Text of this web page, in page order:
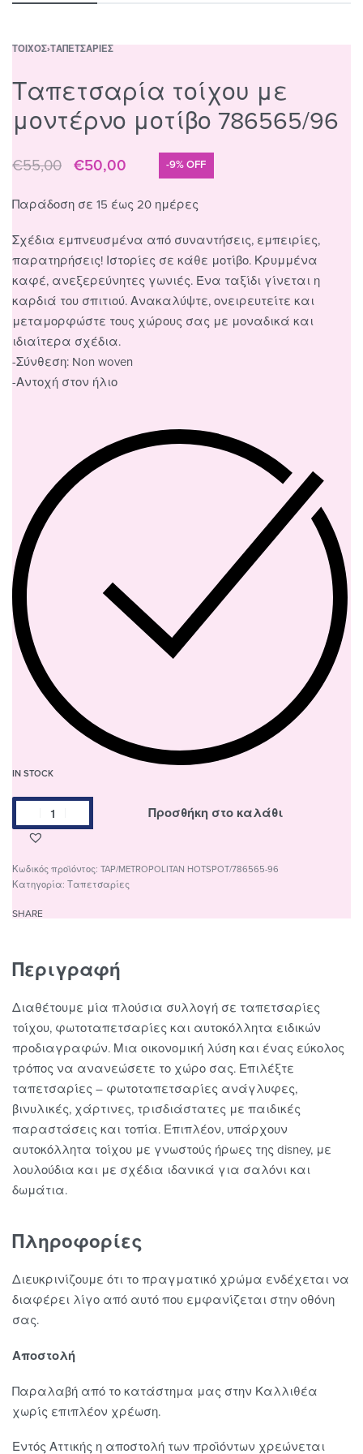
ΤΟΊΧΟΣ›ΤΑΠΕΤΣΑΡΊΕΣ
Ταπετσαρία τοίχου με
μοντέρνο μοτίβο 786565/96
€55,00
Original
was:
€55,00.
€50,00
Η
τιμή
είναι:
-9% OFF
Παράδοση σε 15 έως 20 ημέρες
Σχέδια εμπνευσμένα από συναντήσεις, εμπειρίες,
παρατηρήσεις! Ιστορίες σε κάθε μοτίβο. Κρυμμένα
καφέ, ανεξερεύνητες γωνιές. Ένα ταξίδι γίνεται η
καρδιά του σπιτιού. Ανακαλύψτε, ονειρευτείτε και
μεταμορφώστε τους χώρους σας με μοναδικά και
ιδιαίτερα σχέδια.
-Σύνθεση: Non woven
-Αντοχή στον ήλιο
IN STOCK
Ταπετσαρία
τοίχου
μοντέρνο
μοτίβο
786565/96
Προσθήκη στο καλάθι
TAP/METROPOLITAN HOTSPOT/786565-96
Κατηγορία:
Ταπετσαρίες
SHARE
Περιγραφή
Διαθέτουμε μία πλούσια συλλογή σε ταπετσαρίες
τοίχου, φωτοταπετσαρίες και αυτοκόλλητα ειδικών
προδιαγραφών. Μια οικονομική λύση και ένας εύκολος
τρόπος να ανανεώσετε το χώρο σας. Επιλέξτε
ταπετσαρίες – φωτοταπετσαρίες ανάγλυφες,
βινυλικές, χάρτινες, τρισδιάστατες με παιδικές
παραστάσεις και τοπία. Επιπλέον, υπάρχουν
αυτοκόλλητα τοίχου με γνωστούς ήρωες της disney, με
λουλούδια και με σχέδια ιδανικά για σαλόνι και
δωμάτια.
Πληροφορίες
Διευκρινίζουμε ότι το πραγματικό χρώμα ενδέχεται να
διαφέρει λίγο από αυτό που εμφανίζεται στην οθόνη
σας.
Αποστολή
Παραλαβή από το κατάστημα μας στην Καλλιθέα
χωρίς επιπλέον χρέωση.
Εντός Αττικής η αποστολή των προϊόντων χρεώνεται